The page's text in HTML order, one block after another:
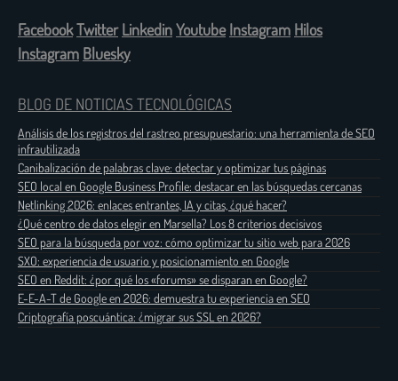
FacebookTwitter LinkedinYoutube Instagram Hilos
Instagram Bluesky
BLOG DE NOTICIAS TECNOLÓGICAS
Análisis de los registros del rastreo presupuestario: una herramienta de SEO
infrautilizada
Canibalización de palabras clave: detectar y optimizar tus páginas
SEO local en Google Business Profile: destacar en las búsquedas cercanas
Netlinking 2026: enlaces entrantes, IA y citas, ¿qué hacer?
¿Qué centro de datos elegir en Marsella? Los 8 criterios decisivos
SEO para la búsqueda por voz: cómo optimizar tu sitio web para 2026
SXO: experiencia de usuario y posicionamiento en Google
SEO en Reddit: ¿por qué los «forums» se disparan en Google?
E-E-A-T de Google en 2026: demuestra tu experiencia en SEO
Criptografía poscuántica: ¿migrar sus SSL en 2026?